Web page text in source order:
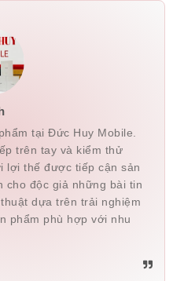
tại Đức Huy Mobile.
trên tay và kiểm thử
lợi thế được tiếp cận sản
cho độc giả những bài tin
dựa trên trải nghiệm
phẩm phù hợp với nhu